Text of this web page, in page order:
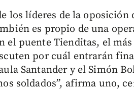
los líderes de la oposición
es propio de una
el puente Tienditas, el
por cuál entrarán
Santander y el Simón
soldados”, afirma uno,